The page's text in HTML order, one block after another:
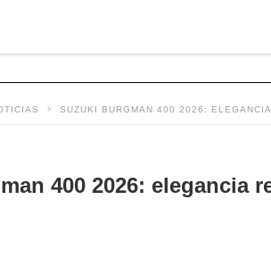
SUZUKI BURGMAN 400 2026:
400 2026: elegancia